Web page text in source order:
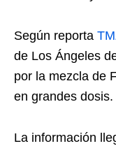
Según reporta
de Los Ángeles
por la mezcla de
en grandes dosis.
La información